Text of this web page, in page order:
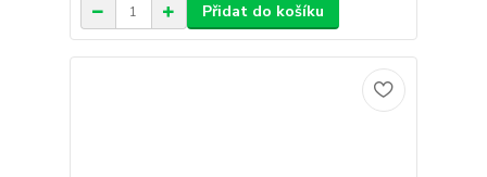
Přidat do košíku